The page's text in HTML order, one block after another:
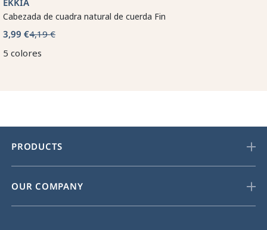
EKKIA
Cabezada de cuadra natural de cuerda Fin
3,99 €4,19 €
5 colores
PRODUCTS
OUR COMPANY